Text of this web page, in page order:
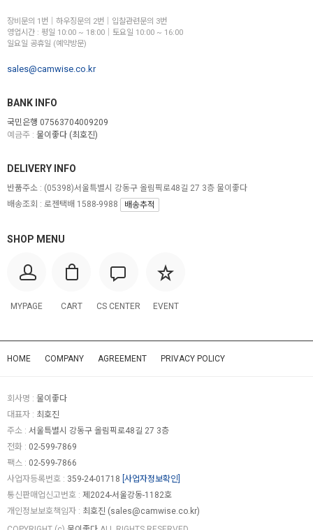
장비문의 1번│하우징문의 2번│입찰관련문의 3번
영업시간 : 평일 10:00 ~ 18:00│토요일 10:00 ~ 16:00
일요일 공휴일 (예약방문)
sales@camwise.co.kr
BANK INFO
국민은행 07563704009209
예금주 : 물이좋다 (최호진)
SHOP MENU
MYPAGE CART CS CENTER EVENT
DELIVERY INFO
반품주소 : (05398)서울특별시 강동구 올림픽로48길 27 3층 물이좋다
배송조회 : 로젠택배 1588-9988
배송추적
HOME COMPANY AGREEMENT PRIVACY POLICY
회사명 : 물이좋다
대표자 : 최호진
주소 : 서울특별시 강동구 올림픽로48길 27 3층
전화 : 02-599-7869
팩스 : 02-599-7866
사업자등록번호 : 359-24-01718 [사업자정보확인]
통신판매업신고번호 : 제2024-서울강동-1182호
개인정보보호책임자 : 최호진 (sales@camwise.co.kr)